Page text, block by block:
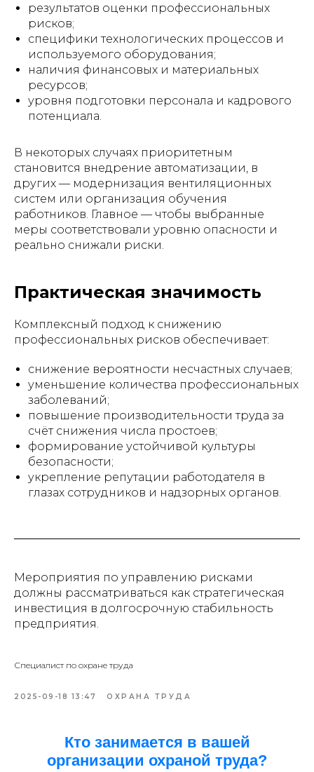
результатов оценки профессиональных
рисков;
специфики технологических процессов и
используемого оборудования;
наличия финансовых и материальных
ресурсов;
уровня подготовки персонала и кадрового
потенциала.
В некоторых случаях приоритетным
становится внедрение автоматизации, в
других — модернизация вентиляционных
систем или организация обучения
работников. Главное — чтобы выбранные
меры соответствовали уровню опасности и
реально снижали риски.
Практическая значимость
Комплексный подход к снижению
профессиональных рисков обеспечивает:
снижение вероятности несчастных случаев;
уменьшение количества профессиональных
заболеваний;
повышение производительности труда за
счёт снижения числа простоев;
формирование устойчивой культуры
безопасности;
укрепление репутации работодателя в
глазах сотрудников и надзорных органов.
Мероприятия по управлению рисками
должны рассматриваться как стратегическая
инвестиция в долгосрочную стабильность
предприятия.
Специалист по охране труда
2025-09-18 13:47 ОХРАНА ТРУДА
Кто занимается в вашей
организации охраной труда?